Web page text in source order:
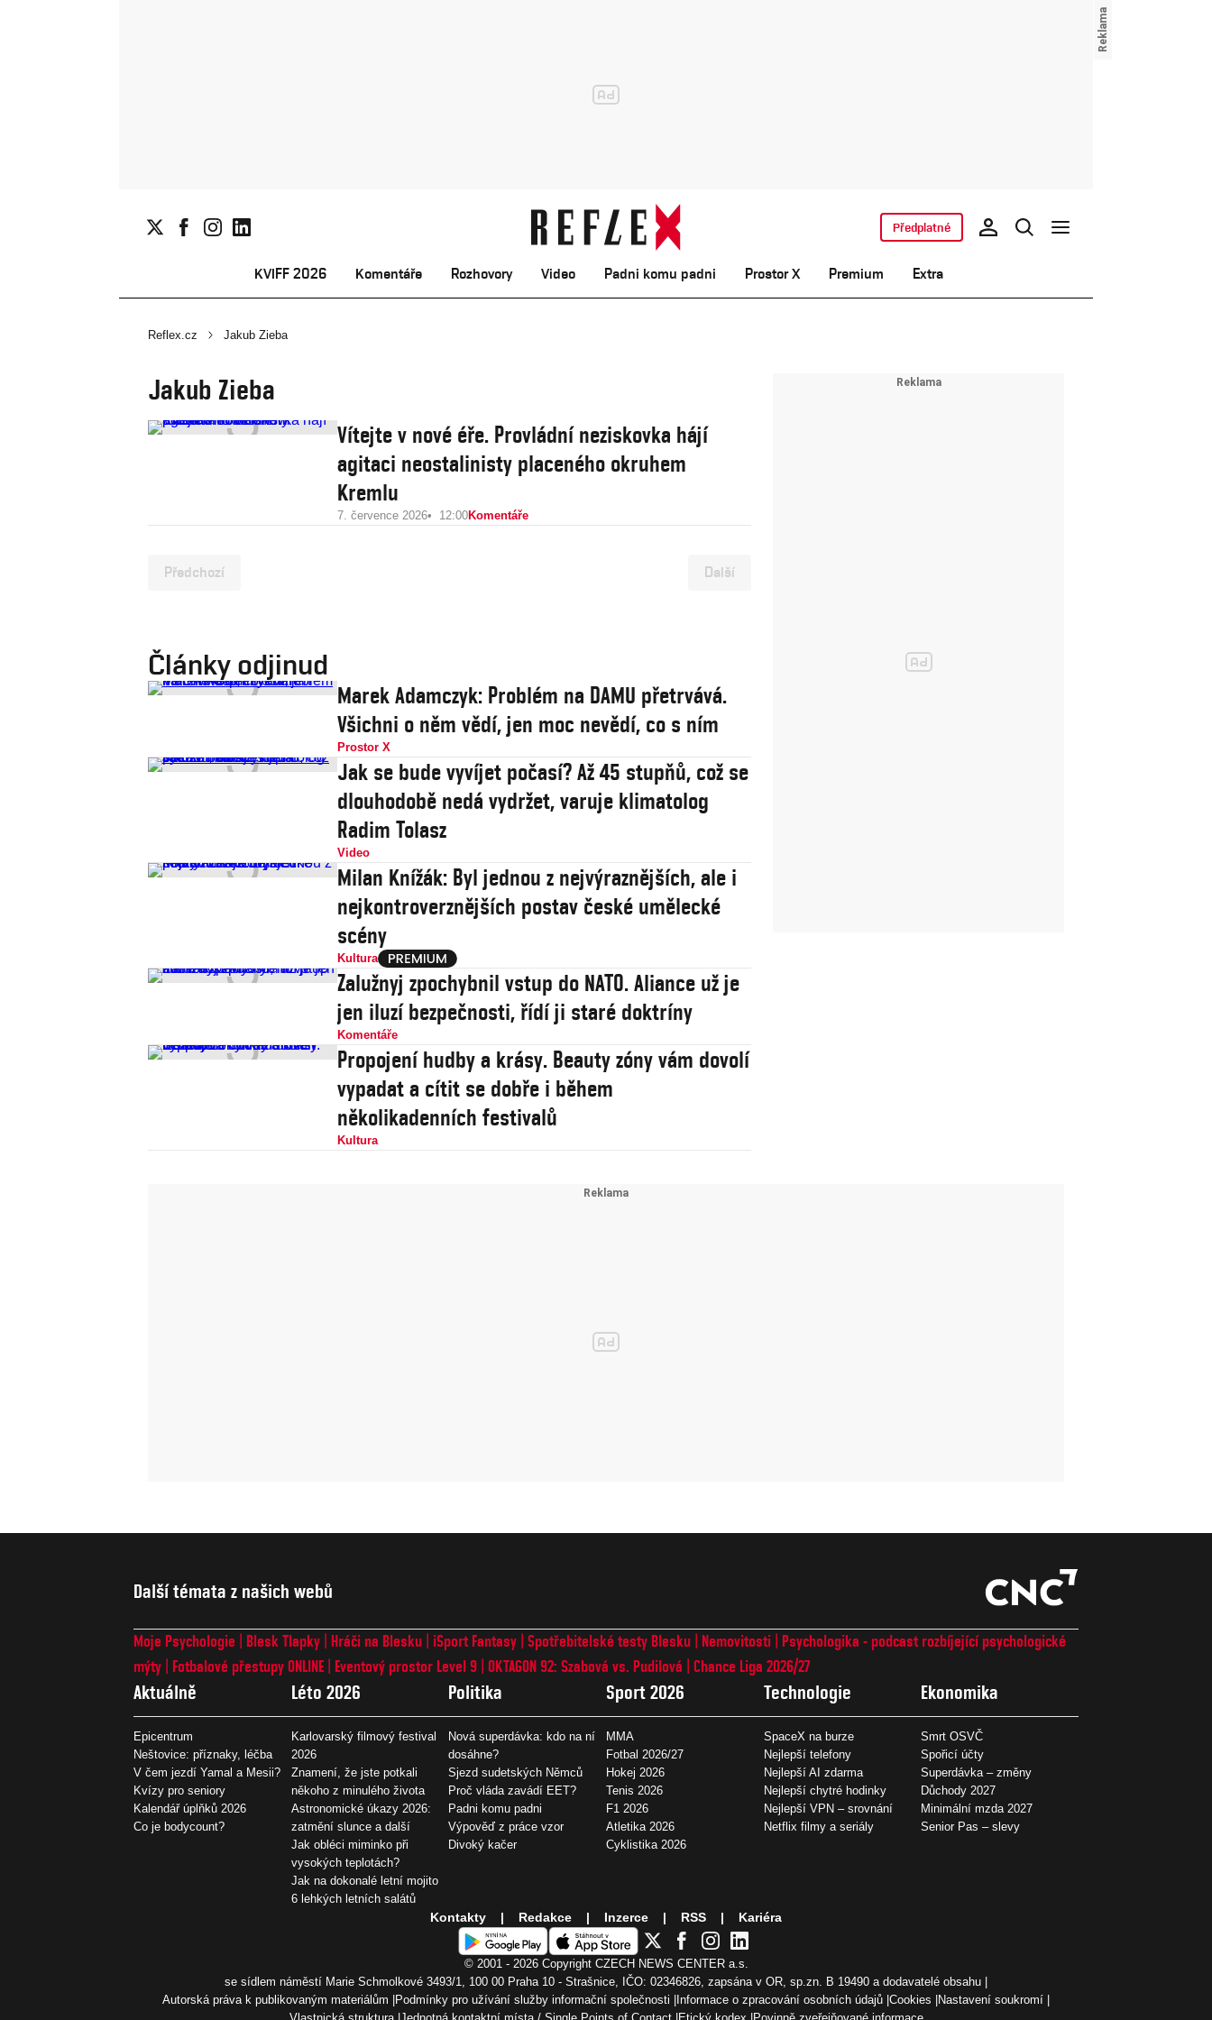
KVIFF 2026 Komentáře Rozhovory Video Padni komu padni Prostor X Premium Extra
Předplatné
Reflex.cz Jakub Zieba
Jakub Zieba
Vítejte v nové éře. Provládní neziskovka hájí
agitaci neostalinisty placeného okruhem
Kremlu
7. července 2026 12:00Komentáře
Předchozí Další
Články odjinud
Marek Adamczyk: Problém na DAMU přetrvává.
Všichni o něm vědí, jen moc nevědí, co s ním
Prostor X
Jak se bude vyvíjet počasí? Až 45 stupňů, což se
dlouhodobě nedá vydržet, varuje klimatolog
Radim Tolasz
Video
Milan Knížák: Byl jednou z nejvýraznějších, ale i
nejkontroverznějších postav české umělecké
scény
Kultura
Zalužnyj zpochybnil vstup do NATO. Aliance už je
jen iluzí bezpečnosti, řídí ji staré doktríny
Komentáře
Propojení hudby a krásy. Beauty zóny vám dovolí
vypadat a cítit se dobře i během
několikadenních festivalů
Kultura
Další témata z našich webů
Moje Psychologie Blesk Tlapky Hráči na Blesku iSport Fantasy Spotřebitelské testy Blesku Nemovitosti
Psychologika - podcast rozbíjející psychologické
mýty
Fotbalové přestupy ONLINE Eventový prostor Level 9 OKTAGON 92: Szabová vs. Pudilová Chance Liga 2026/27
Aktuálně
Epicentrum
Neštovice: příznaky, léčba
V čem jezdí Yamal a Mesii?
Kvízy pro seniory
Kalendář úplňků 2026
Co je bodycount?
Léto 2026
Karlovarský filmový festival
2026
Znamení, že jste potkali
někoho z minulého života
Astronomické úkazy 2026:
zatmění slunce a další
Jak obléci miminko při
vysokých teplotách?
Jak na dokonalé letní mojito
6 lehkých letních salátů
Politika
Nová superdávka: kdo na ní
dosáhne?
Sjezd sudetských Němců
Proč vláda zavádí EET?
Padni komu padni
Výpověď z práce vzor
Divoký kačer
Sport 2026
MMA
Fotbal 2026/27
Hokej 2026
Tenis 2026
F1 2026
Atletika 2026
Cyklistika 2026
Technologie
SpaceX na burze
Nejlepší telefony
Nejlepší AI zdarma
Nejlepší chytré hodinky
Nejlepší VPN – srovnání
Netflix filmy a seriály
Ekonomika
Smrt OSVČ
Spořicí účty
Superdávka – změny
Důchody 2027
Minimální mzda 2027
Senior Pas – slevy
Kontakty Redakce Inzerce RSS Kariéra
© 2001 - 2026 Copyright CZECH NEWS CENTER a.s.
se sídlem náměstí Marie Schmolkové 3493/1, 100 00 Praha 10 - Strašnice, IČO: 02346826, zapsána v OR, sp.zn. B 19490 a dodavatelé obsahu
Autorská práva k publikovaným materiálům
Podmínky pro užívání služby informační společnosti Informace o zpracování osobních údajů Cookies
Nastavení soukromí